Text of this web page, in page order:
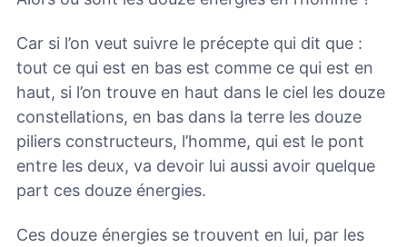
Car si l’on veut suivre le précepte qui dit que :
tout ce qui est en bas est comme ce qui est en
haut, si l’on trouve en haut dans le ciel les douze
constellations, en bas dans la terre les douze
piliers constructeurs, l’homme, qui est le pont
entre les deux, va devoir lui aussi avoir quelque
part ces douze énergies.
Ces douze énergies se trouvent en lui, par les